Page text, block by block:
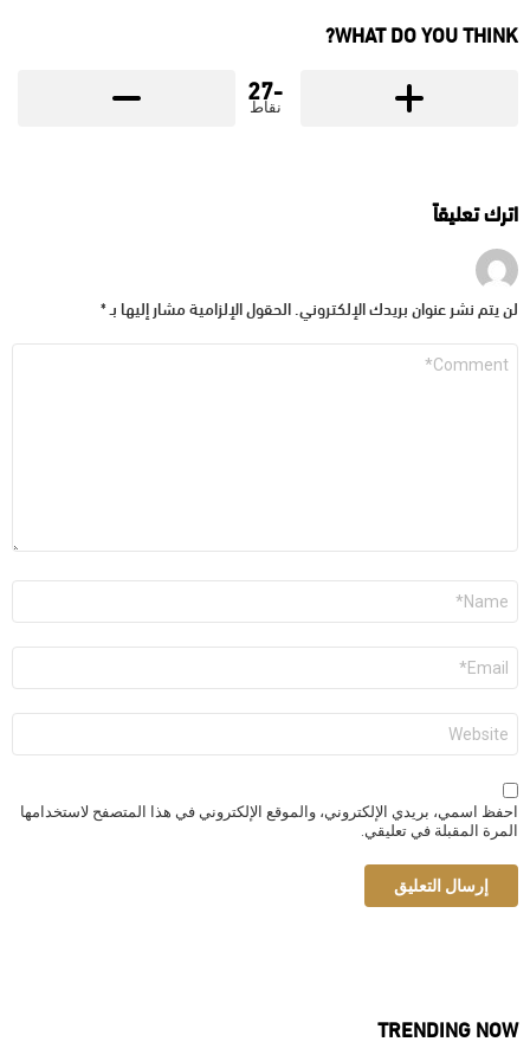
WHAT DO YOU THINK?
-27
نقاط
اترك تعليقاً
لن يتم نشر عنوان بريدك الإلكتروني.الحقول الإلزامية مشار إليها بـ*
البريد
الإلكتروني
*
الموقع
الإلكتروني
احفظ اسمي، بريدي الإلكتروني، والموقع الإلكتروني في هذا المتصفح لاستخدامها
المرة المقبلة في تعليقي.
TRENDING NOW